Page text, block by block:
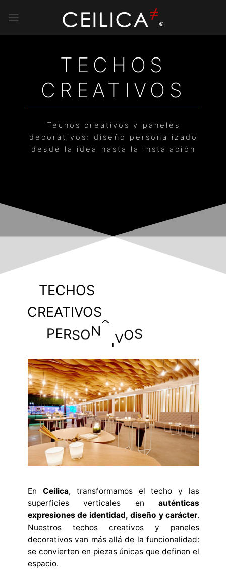
TECHOS
CREATIVOS
Techos creativos y paneles
decorativos: diseño personalizado
desde la idea hasta la instalación
TECHOS
CREATIVOS
PERSON LIZAD
En Ceilica, transformamos el techo y las
superficies verticales enauténticas
expresiones de identidad, diseño y carácter.
Nuestros techos creativos y paneles
decorativos van más allá de la funcionalidad:
se convierten en piezas únicas que definen el
espacio.